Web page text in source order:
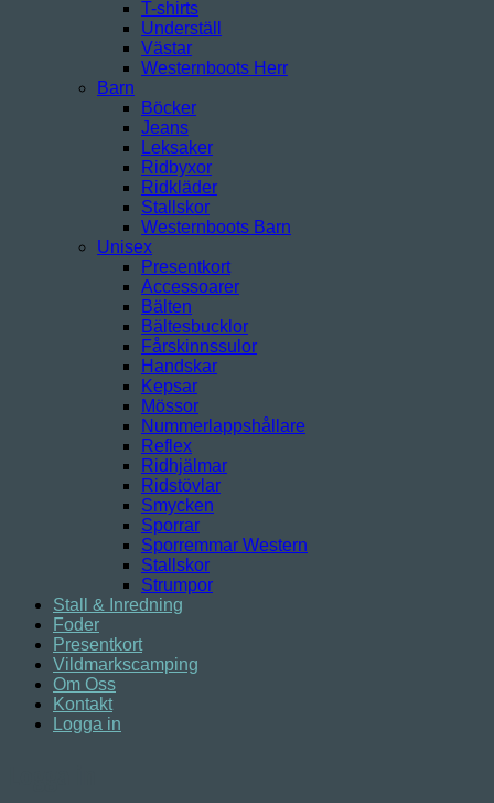
T-shirts
Underställ
Västar
Westernboots Herr
Barn
Böcker
Jeans
Leksaker
Ridbyxor
Ridkläder
Stallskor
Westernboots Barn
Unisex
Presentkort
Accessoarer
Bälten
Bältesbucklor
Fårskinnssulor
Handskar
Kepsar
Mössor
Nummerlappshållare
Reflex
Ridhjälmar
Ridstövlar
Smycken
Sporrar
Sporremmar Western
Stallskor
Strumpor
Stall & Inredning
Foder
Presentkort
Vildmarkscamping
Om Oss
Kontakt
Logga in